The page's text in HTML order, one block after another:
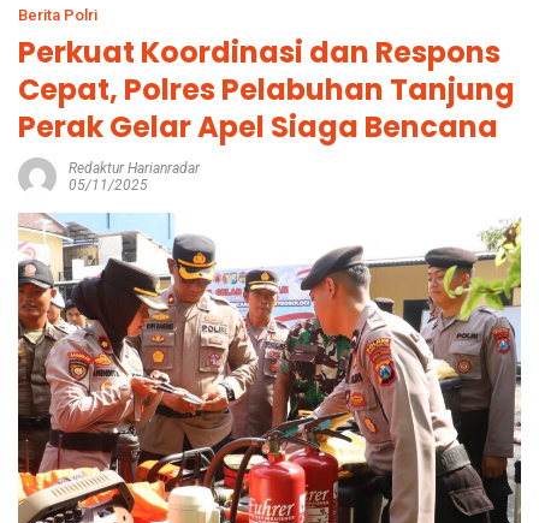
Berita Polri
Perkuat Koordinasi dan Respons
Cepat, Polres Pelabuhan Tanjung
Perak Gelar Apel Siaga Bencana
Redaktur Harianradar
05/11/2025